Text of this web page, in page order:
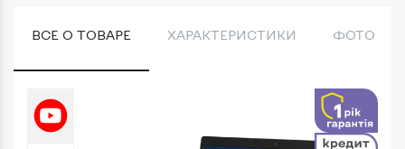
ВСЕ О ТОВАРЕ ХАРАКТЕРИСТИКИ ФОТО